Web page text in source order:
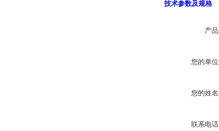
技术参数及规格
产
您的单
您的姓
联系电